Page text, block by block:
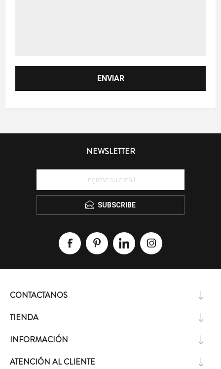
NEWSLETTER
SUBSCRIBE
CONTACTANOS
TIENDA
INFORMACIÓN
ATENCIÓN AL CLIENTE